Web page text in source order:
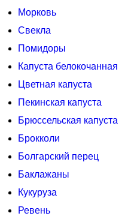
Морковь
Свекла
Помидоры
Капуста белокочанная
Цветная капуста
Пекинская капуста
Брюссельская капуста
Брокколи
Болгарский перец
Баклажаны
Кукуруза
Ревень